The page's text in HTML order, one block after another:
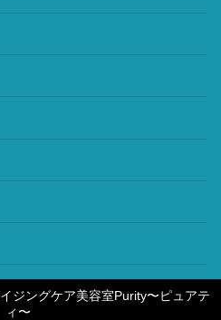
ジングケア美容室Purity〜ピュアテ
ィ〜